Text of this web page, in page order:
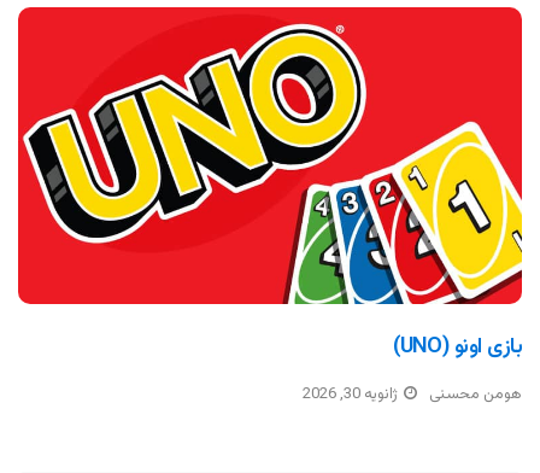
بازی اونو (UNO)
هومن محسنی ژانویه 30, 2026